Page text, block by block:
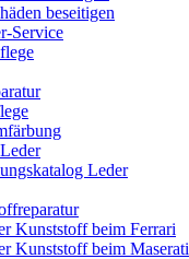
beseitigen
Service
Leder
Kunststoff beim Ferrari
Kunststoff beim Maserati